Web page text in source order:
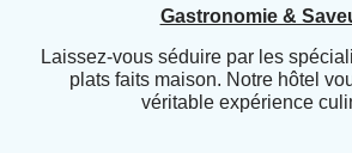
Gastronomie &
Laissez-vous séduire par les
plats faits maison. Notre hôtel
véritable expérience